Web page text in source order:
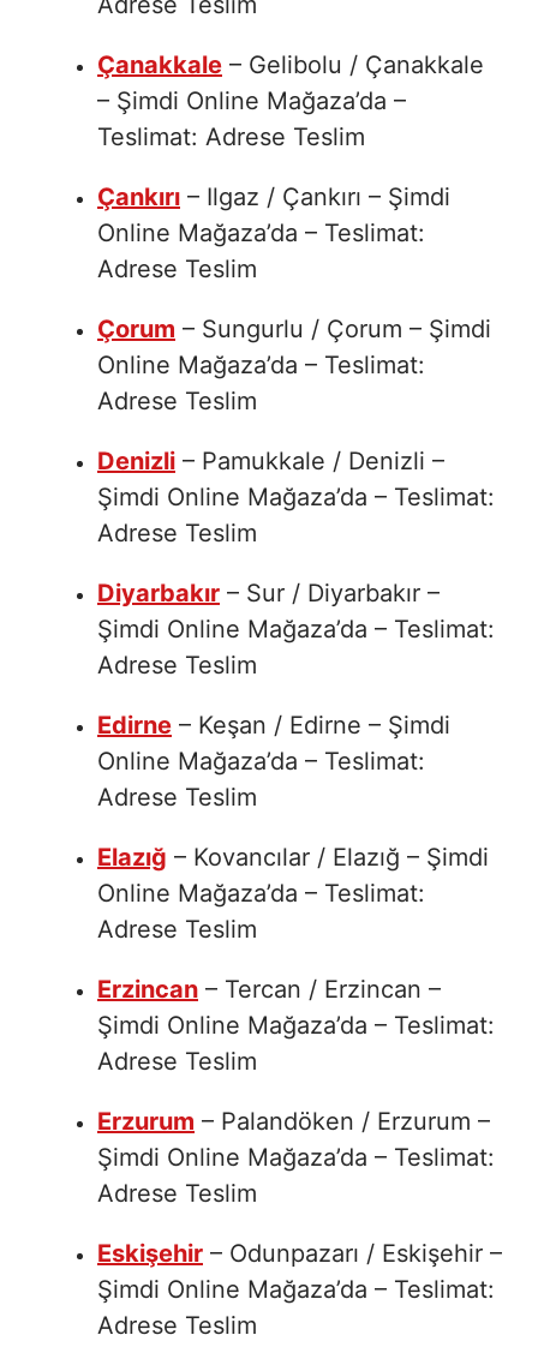
Çanakkale – Gelibolu / Çanakkale
– Şimdi Online Mağaza’da –
Teslimat: Adrese Teslim
Çankırı – Ilgaz / Çankırı – Şimdi
Online Mağaza’da – Teslimat:
Adrese Teslim
Çorum – Sungurlu / Çorum – Şimdi
Online Mağaza’da – Teslimat:
Adrese Teslim
Denizli – Pamukkale / Denizli –
Şimdi Online Mağaza’da – Teslimat:
Adrese Teslim
Diyarbakır – Sur / Diyarbakır –
Şimdi Online Mağaza’da – Teslimat:
Adrese Teslim
Edirne – Keşan / Edirne – Şimdi
Online Mağaza’da – Teslimat:
Adrese Teslim
Elazığ – Kovancılar / Elazığ – Şimdi
Online Mağaza’da – Teslimat:
Adrese Teslim
Erzincan – Tercan / Erzincan –
Şimdi Online Mağaza’da – Teslimat:
Adrese Teslim
Erzurum – Palandöken / Erzurum –
Şimdi Online Mağaza’da – Teslimat:
Adrese Teslim
Eskişehir – Odunpazarı / Eskişehir –
Şimdi Online Mağaza’da – Teslimat:
Adrese Teslim